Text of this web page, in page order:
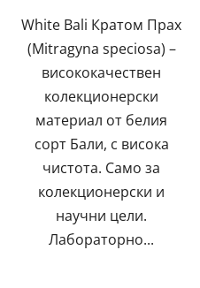
звезди.
White Bali Кратом Прах
(Mitragyna speciosa) –
висококачествен
колекционерски
материал от белия
сорт Бали, с висока
чистота. Само за
колекционерски и
научни цели.
Лабораторно...